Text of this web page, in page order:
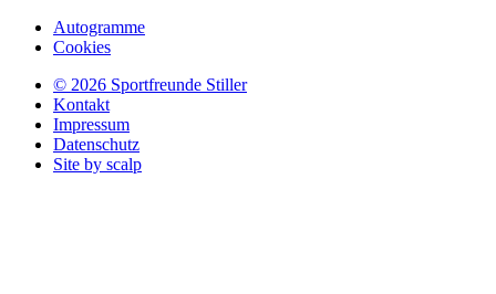
Autogramme
Cookies
© 2026 Sportfreunde Stiller
Kontakt
Impressum
Datenschutz
Site by scalp